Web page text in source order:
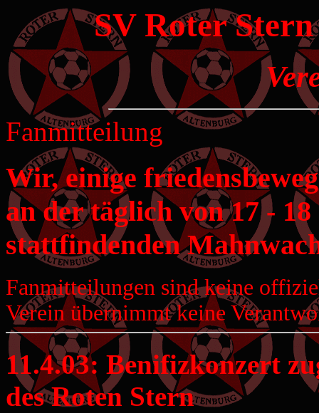
SV Roter
Fanmitteilung
Wir, einige
an der täglich von 17 -
stattfindenden
Fanmitteilungen sind keine
Verein übernimmt keine
11.4.03: Benifizkonzert
des Roten Stern